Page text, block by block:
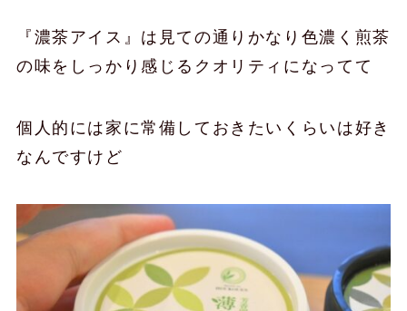
『濃茶アイス』は見ての通りかなり色濃く煎茶
の味をしっかり感じるクオリティになってて
個人的には家に常備しておきたいくらいは好き
なんですけど